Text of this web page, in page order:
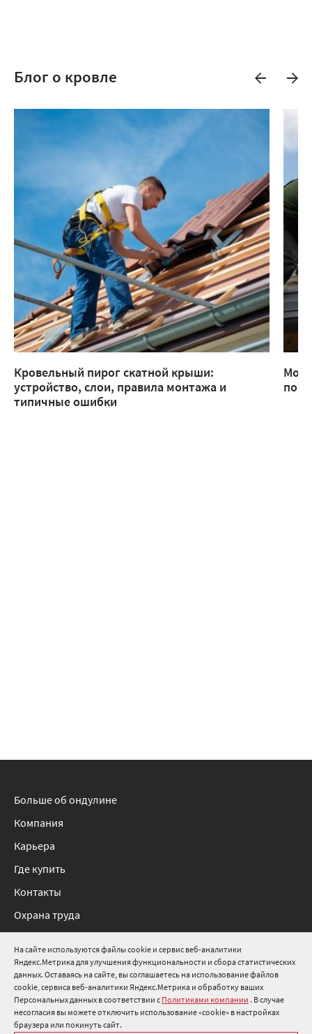
На сайте используются файлы cookie и сервис веб-аналитики
Яндекс.Метрика для улучшения функциональности и сбора статистических
данных. Оставаясь на сайте, вы соглашаетесь на использование файлов
cookie, сервиса веб-аналитики Яндекс.Метрика и обработку ваших
Персональных данных в соответствии с Политиками компании . В случае
несогласия вы можете отключить использование «cookie» в настройках
браузера или покинуть сайт.
Блог о кровле
Кровельный пирог скатной крыши:
устройство, слои, правила монтажа и
типичные ошибки
8 800 511 91 82
info@onduline.ru
Россия Беларусь Казахстан
Больше об ондулине
Компания
Карьера
Где купить
Контакты
Охрана труда